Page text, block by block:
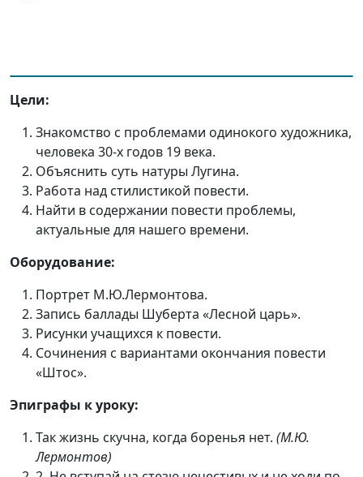
Цели:
Знакомство с проблемами одинокого художника,
человека 30-х годов 19 века.
Объяснить суть натуры Лугина.
Работа над стилистикой повести.
Найти в содержании повести проблемы,
актуальные для нашего времени.
Оборудование:
Портрет М.Ю.Лермонтова.
Запись баллады Шуберта «Лесной царь».
Рисунки учащихся к повести.
Сочинения с вариантами окончания повести
«Штос».
Эпиграфы к уроку:
Так жизнь скучна, когда боренья нет. (М.Ю.
Лермонтов)